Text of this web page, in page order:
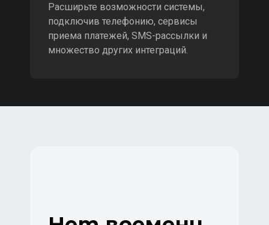
Расширьте возможности системы,
подключив телефонию, сервисы
приема платежей, SMS-рассылки и
множество других интеграций.